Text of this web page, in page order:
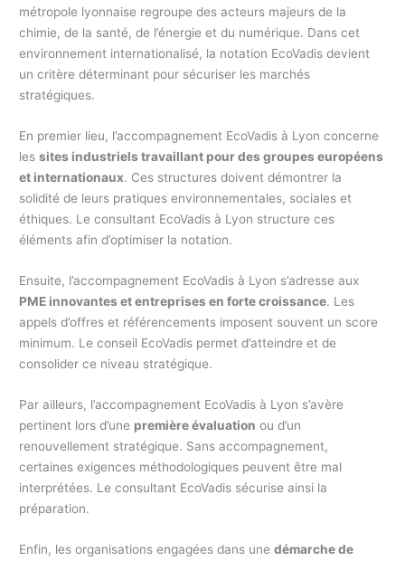
métropole lyonnaise regroupe des acteurs majeurs de la
chimie, de la santé, de l’énergie et du numérique. Dans cet
environnement internationalisé, la notation EcoVadis devient
un critère déterminant pour sécuriser les marchés
stratégiques.
En premier lieu, l’accompagnement EcoVadis à Lyon concerne
lessites industriels travaillant pour des groupes européens
et internationaux. Ces structures doivent démontrer la
solidité de leurs pratiques environnementales, sociales et
éthiques. Le consultant EcoVadis à Lyon structure ces
éléments afin d’optimiser la notation.
Ensuite, l’accompagnement EcoVadis à Lyon s’adresse aux
PME innovantes et entreprises en forte croissance. Les
appels d’offres et référencements imposent souvent un score
minimum. Le conseil EcoVadis permet d’atteindre et de
consolider ce niveau stratégique.
Par ailleurs, l’accompagnement EcoVadis à Lyon s’avère
pertinent lors d’une première évaluation ou d’un
renouvellement stratégique. Sans accompagnement,
certaines exigences méthodologiques peuvent être mal
interprétées. Le consultant EcoVadis sécurise ainsi la
préparation.
Enfin, les organisations engagées dans unedémarche de